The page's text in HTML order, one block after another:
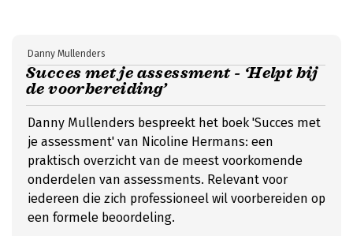
Succes met je assessment - ‘Helpt bij
de voorbereiding’
Danny Mullenders
Danny Mullenders bespreekt het boek 'Succes met
je assessment' van Nicoline Hermans: een
praktisch overzicht van de meest voorkomende
onderdelen van assessments. Relevant voor
iedereen die zich professioneel wil voorbereiden op
een formele beoordeling.